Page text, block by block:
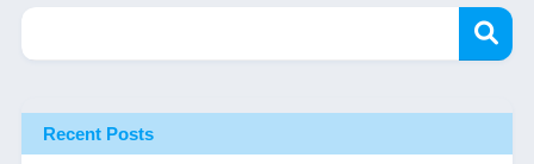
Recent Posts